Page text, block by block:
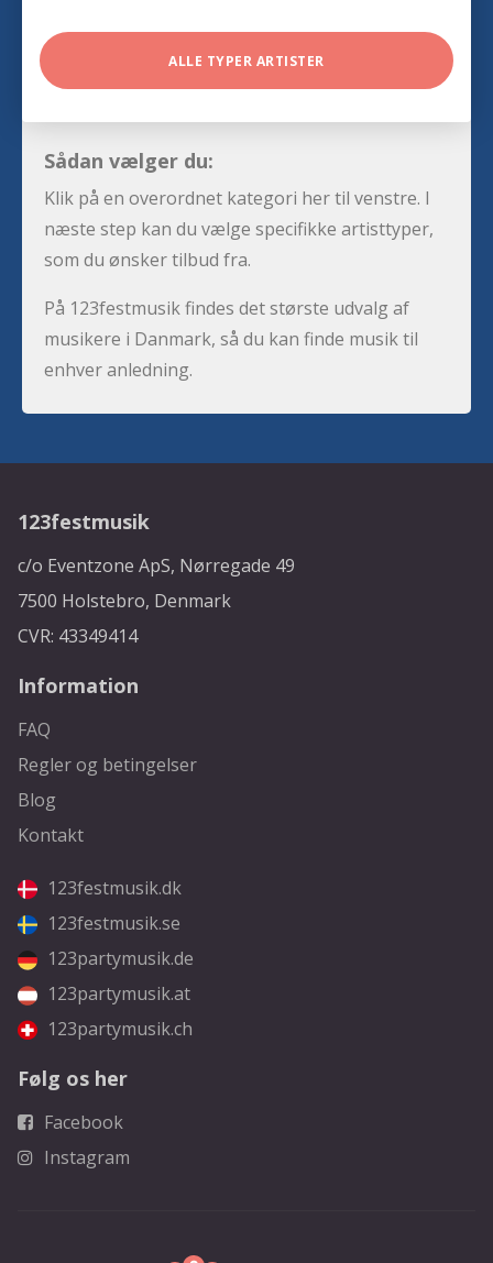
ALLE TYPER ARTISTER
Sådan vælger du:
Klik på en overordnet kategori her til venstre. I
næste step kan du vælge specifikke artisttyper,
som du ønsker tilbud fra.
På 123festmusik findes det største udvalg af
musikere i Danmark, så du kan finde musik til
enhver anledning.
123festmusik
c/o Eventzone ApS, Nørregade 49
7500 Holstebro, Denmark
CVR: 43349414
Information
FAQ
Regler og betingelser
Blog
Kontakt
123festmusik.dk
123festmusik.se
123partymusik.de
123partymusik.at
123partymusik.ch
Følg os her
Facebook
Instagram